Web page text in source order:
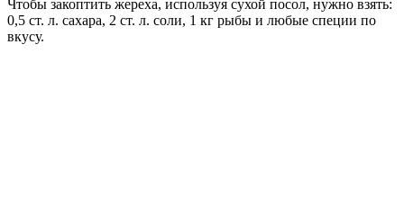
Чтобы закоптить жереха, используя сухой посол, нужно взять:
0,5 ст. л. сахара, 2 ст. л. соли, 1 кг рыбы и любые специи по
вкусу.